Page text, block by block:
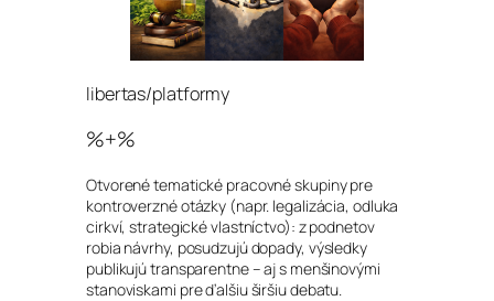
libertas/platformy
%+%
Otvorené tematické pracovné skupiny pre
kontroverzné otázky (napr. legalizácia, odluka
cirkví, strategické vlastníctvo): z podnetov
robia návrhy, posudzujú dopady, výsledky
publikujú transparentne – aj s menšinovými
stanoviskami pre ďalšiu širšiu debatu.